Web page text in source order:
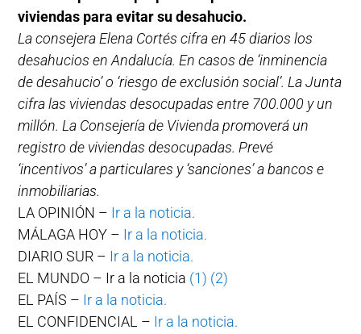
viviendas para evitar su desahucio.
La consejera Elena Cortés cifra en 45 diarios los
desahucios en Andalucía. En casos de ‘inminencia
de desahucio’ o ‘riesgo de exclusión social’. La Junta
cifra las viviendas desocupadas entre 700.000 y un
millón. La Consejería de Vivienda promoverá un
registro de viviendas desocupadas. Prevé
‘incentivos’ a particulares y ‘sanciones’ a bancos e
inmobiliarias.
LA OPINIÓN – Ir a la noticia.
MÁLAGA HOY – Ir a la noticia.
DIARIO SUR – Ir a la noticia.
EL MUNDO – Ir a la noticia (1) (2)
EL PAÍS – Ir a la noticia.
EL CONFIDENCIAL – Ir a la noticia.